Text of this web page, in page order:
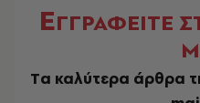
ΕΓΓΡΑΦΕΙΤΕ
Tα καλύτερα άρθρα